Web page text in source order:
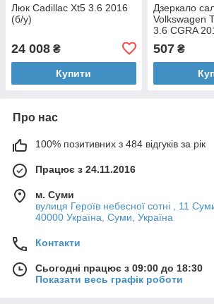
Люк Cadillac Xt5 3.6 2016
(б/у)
24 008 ₴
Купити
Дзеркало
Volkswagen
3.6 CGRA
507₴
Про нас
100% позитивних з 484 відгуків за рік
Працює з 24.11.2016
м. Суми
вулиця Героїв небесної сотні , 11
40000 Україна, Суми, Україна
Контакти
Сьогодні працює з 09:00 до 18:30
Показати весь графік роботи